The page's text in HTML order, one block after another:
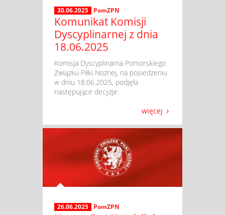
30.06.2025 PomZPN
Komunikat Komisji
Dyscyplinarnej z dnia
18.06.2025
​ Komisja Dyscyplinarna Pomorskiego
Związku Piłki Nożnej, na posiedzeniu
w dniu 18.06.2025, podjęła
następujące decyzje:
więcej
26.06.2025 PomZPN